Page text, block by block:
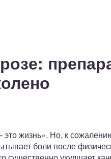
жизнь». Но, к
боли после